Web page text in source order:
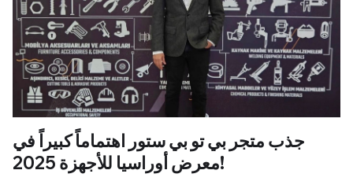
جذب متجر بي تو بي ستور اهتماماً كبيراً في
معرض أوراسيا للأجهزة 2025!